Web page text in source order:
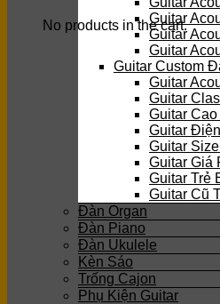
No products in the cart.
Guitar
Guitar
Guitar
Guitar Custom
Guitar
Guitar
Guitar
Guitar Điện
Guitar
Guitar Giá
Guitar Trẻ
Guitar Cũ
Đàn Organ
Đàn Piano
Đàn Ukulele
Kèn Sáo
Trống Cajon
Phụ Kiện Guitar